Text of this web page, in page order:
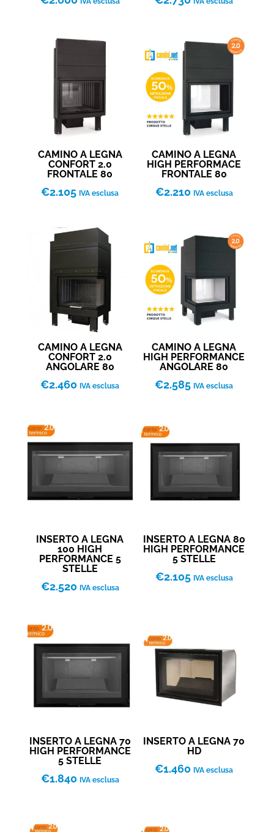
CAMINO A LEGNA
CONFORT 2.0
FRONTALE 80
€2.105 IVA esclusa
CAMINO A LEGNA
HIGH PERFORMACE
FRONTALE 80
€2.210 IVA esclusa
CAMINO A LEGNA
CONFORT 2.0
ANGOLARE 80
€2.460 IVA esclusa
CAMINO A LEGNA
HIGH PERFORMANCE
ANGOLARE 80
€2.585 IVA esclusa
INSERTO A LEGNA
100 HIGH
PERFORMANCE 5
STELLE
€2.520 IVA esclusa
INSERTO A LEGNA 80
HIGH PERFORMANCE
5 STELLE
€2.105 IVA esclusa
INSERTO A LEGNA 70
HIGH PERFORMANCE
5 STELLE
€1.840 IVA esclusa
INSERTO A LEGNA 70
HD
€1.460 IVA esclusa